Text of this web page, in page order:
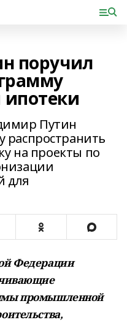
поручил
Путин
распространить
на проекты по
для
Федерации
промышленной